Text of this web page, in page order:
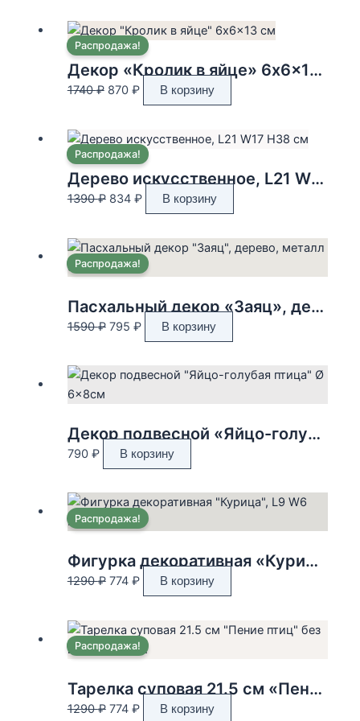
Распродажа!
Декор «Кролик в яйце» 6x6x13 см
1740₽ Первоначальная
1740 ₽.
870 ₽Текущая
цена:
В корзину
Распродажа!
Дерево искусственное, L21 W17 H38 см
1390₽ Первоначальная
составляла
1390 ₽.
834 ₽Текущая
цена:
834 ₽.
В корзину
Распродажа!
Пасхальный декор «Заяц», дерево, металл 32см
1590₽ Первоначальная
1590 ₽.
795 ₽Текущая
цена:
В корзину
Декор подвесной «Яйцо-голубая птица» Ø 6×8см
790 ₽ В корзину
Распродажа!
Фигурка декоративная «Курица», L9 W6 H10 см
1290₽ Первоначальная
1290 ₽.
774 ₽Текущая
цена:
В корзину
Распродажа!
Тарелка суповая 21.5 см «Пение птиц» без инд.упаковки.
1290₽ Первоначальная
774 ₽Текущая
В корзину